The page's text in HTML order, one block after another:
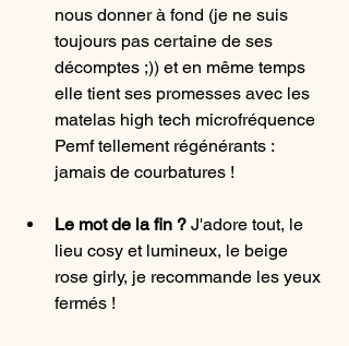
nous donner à fond (je ne suis
toujours pas certaine de ses
décomptes ;)) et en même temps
elle tient ses promesses avec les
matelas high tech microfréquence
Pemf tellement régénérants :
jamais de courbatures !
Le mot de la fin ? J'adore tout, le
lieu cosy et lumineux, le beige
rose girly, je recommande les yeux
fermés !